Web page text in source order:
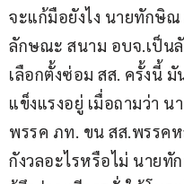
จะแก้มือยังไง นายทักษิณ
ลักษณะ สนาม อบจ.เป็น
เลือกตั้งซ่อม สส. ครั้งนี้ มั
แข็งแรงอยู่ เมื่อถามว่า
พรรค ภท. ขน สส.พรรคห
กังวลอะไรหรือไม่ นายทั